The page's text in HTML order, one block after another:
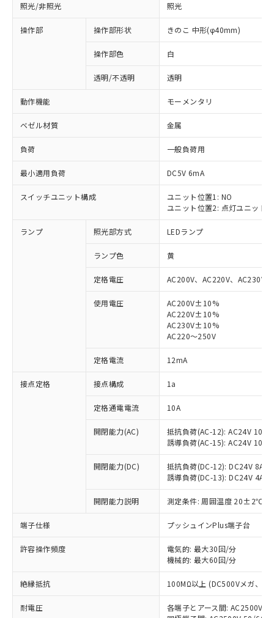
照光/非照光 照光
操作部 操作部形状 きのこ 中形(φ40mm)
操作部色 白
透明/不透明 透明
動作機能 モーメンタリ
ベゼル材質 金属
負荷 一般負荷用
最小適用負荷 DC5V 6mA
スイッチユニット構成
ユニット位置1: NO
ユニット位置2: 点灯ユニット
ランプ 照光部方式 LEDランプ
ランプ色 黄
定格電圧 AC200V、AC220V、AC230V
使用電圧
AC200V±10%
AC220V±10%
AC230V±10%
AC220～250V
定格電流 12mA
接点定格 接点構成 1a
定格通電電流 10A
開閉能力(AC)
抵抗負荷(AC-12): AC24V 10A/
誘導負荷(AC-15): AC24V
開閉能力(DC)
抵抗負荷(DC-12): DC24V 8A/
誘導負荷(DC-13): DC24V 4A/
開閉能力説明 測定条件: 周囲温度 20±2℃、
端子仕様 プッシュインPlus端子台
許容操作頻度
電気的: 最大30回/分
機械的: 最大60回/分
絶縁抵抗 100MΩ以上 (DC500Vメガ、点
耐電圧
各端子とアース間: AC2500V
ご利用条件
以下の条件をお読みいただき、同意のうえ
本サービスは、当社制御機器事業取扱
商品の当社在庫状況および標準価格
(税抜)を提供させていただくもので
当社制御機器事業取扱商品の中には、
本サービスの対象外となる商品もある
ことをご了承ください。
在庫状況および標準価格照会結果は、
記載している更新日時点での社内デー
タに基づき作成されるものであり、閲
準価格とは異なる場合があることをご
対応済み：EU RoHS指令（10物質）の
非含有に対応した製品が提供可能な商品で
対応予定：EU RoHS指令（10物質）の非含
有に対応した製品に切り替える予定のある
対応予定なし：EU RoHS指令（10物質）の
非含有に非対応の商品で、対応品を出す予
調査・確認中：EU RoHS指令（10物質）の
非含有の対応状況を調査中または確認中の
非該当品：ライセンス料など無形物で、有
害物質有無と関係のない商品です。
仕入先様の事情により、非含有部品として
いたものが、含有品と判明した場合などや
むを得ず変更することがあります。
*EU RoHS指令（10物質）：
鉛(Pb) 1000ppm以下、 水銀(Hg) 1000ppm以下、 カド
六価クロム(Cr(Ⅵ)) 1000ppm以下、ポリ臭化ビフェニル
「○」：最大均質材料含有率が中国RoHSの
基準値以下であることを示します。
「×」：最大均質材料含有率が中国RoHSの
基準値を超えていることを示します。
「－」：未確認です。当社販売部門へお問
当社は、これら貴社製品のうち、外国
為替および外国貿易法に定める商品
（以下｢規制貨物等」という）を輸出
または国外への提供する場合は、日本
国政府の輸出許可(または役務取引許
可)を取得するなどの必要な手続きを